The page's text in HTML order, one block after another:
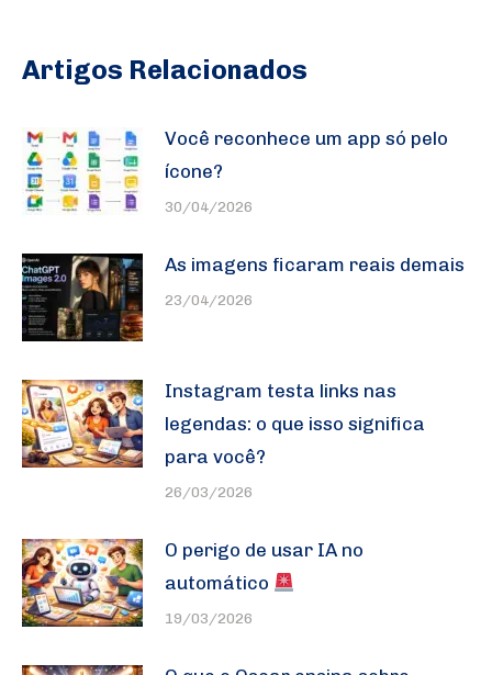
Artigos Relacionados
Você reconhece um app só pelo
ícone?
30/04/2026
As imagens ficaram reais demais
23/04/2026
Instagram testa links nas
legendas: o que isso significa
para você?
26/03/2026
O perigo de usar IA no
automático
19/03/2026